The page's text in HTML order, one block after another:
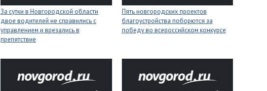
За сутки в Новгородской области
двое водителей не справились с
управлением и врезались в
препятствие
Пять новгородских проектов
благоустройства поборются за
победу во всероссийском конкурсе